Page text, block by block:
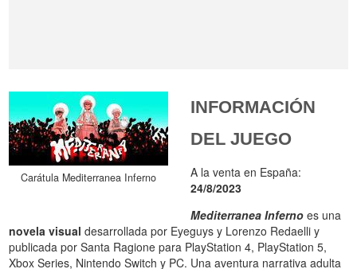
Carátula Mediterranea Inferno
INFORMACIÓN
DEL JUEGO
A la venta en España:
24/8/2023
Mediterranea Inferno es una
novela visual desarrollada por Eyeguys y Lorenzo Redaelli y
publicada por Santa Ragione para PlayStation 4, PlayStation 5,
Xbox Series, Nintendo Switch y PC. Una aventura narrativa adulta